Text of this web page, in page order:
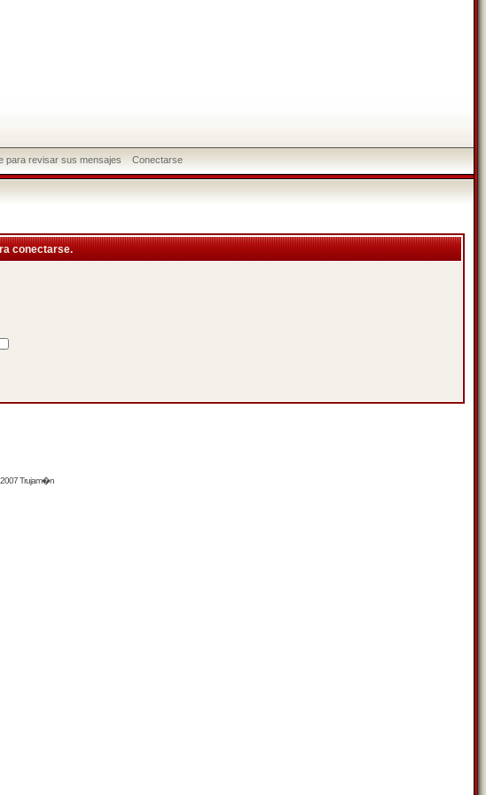
para revisar sus mensajes Conectarse
conectarse.
2007 Trujam�n